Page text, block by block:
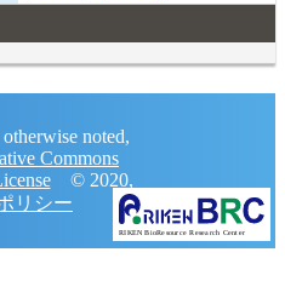
noted,
Commons
© 2020,
リシー